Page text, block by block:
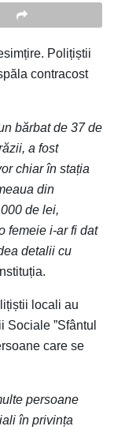
Polițiștii
contracost
bărbat de 37 de
a fost
chiar în stația
din
de lei,
femeie i-ar fi dat
detalii cu
locali au
”Sfântul
care se
persoane
în privința